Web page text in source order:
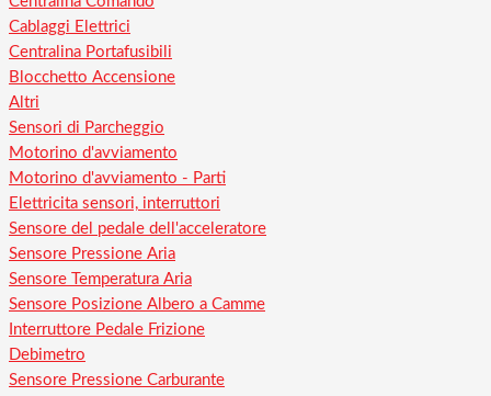
Cablaggi Elettrici
Centralina Portafusibili
Blocchetto Accensione
Altri
Sensori di Parcheggio
Motorino d'avviamento
Motorino d'avviamento - Parti
Elettricita sensori, interruttori
Sensore del pedale dell'acceleratore
Sensore Pressione Aria
Sensore Temperatura Aria
Sensore Posizione Albero a Camme
Interruttore Pedale Frizione
Debimetro
Sensore Pressione Carburante